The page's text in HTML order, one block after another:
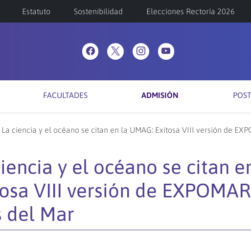
Estatuto Sostenibilidad Elecciones Rectoría 2026
FACULTADES ADMISIÓN
La ciencia y el océano se citan en la UMAG: Exitosa VIII versión de
y el océano se citan
VIII versión de
del Mar